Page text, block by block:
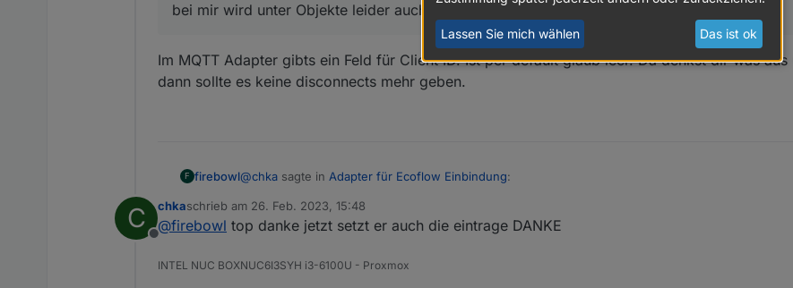
bei mir wird unter Objekte leider auch kein Eintrag gesetzt
Im MQTT Adapter gibts ein Feld für Client ID. Ist per default glaub leer. Da denkst dir was aus
dann sollte es keine disconnects mehr geben.
F firebowl@chka sagte in Adapter für Ecoflow Einbindung:
@haus-automatisierung sagte inAdapter für Ecoflow Einbindung
Wichtiger Hinweis: Bitte denkt euch eine eigene, eindeutige Client-ID aus! Nicht aus
es keine disconnects mehr geben.
C
Offline
chkaschrieb am 26. Feb. 2023, 15:48
zuletzt editiert von
@firebowl top danke jetzt setzt er auch die eintrage DANKE
INTEL NUC BOXNUC6I3SYH i3-6100U - Proxmox
Lassen Sie mich wählen Das ist ok